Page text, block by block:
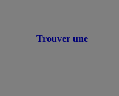
Trouver une